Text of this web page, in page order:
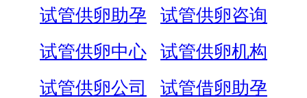
试管供卵助孕
试管供卵咨询
试管供卵中心
试管供卵机构
试管供卵公司
试管借卵助孕